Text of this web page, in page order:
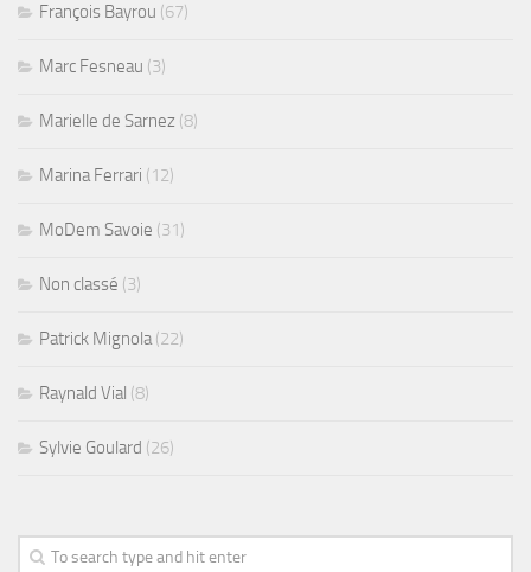
François Bayrou (67)
Marc Fesneau (3)
Marielle de Sarnez (8)
Marina Ferrari (12)
MoDem Savoie (31)
Non classé (3)
Patrick Mignola(22)
Raynald Vial (8)
Sylvie Goulard (26)